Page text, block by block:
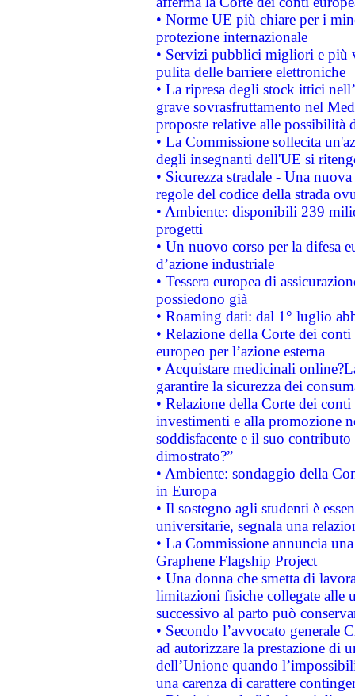
• Norme UE più chiare per i
protezione internazionale
• Servizi pubblici migliori e più
pulita delle barriere elettroniche
• La ripresa degli stock ittici
grave sovrasfruttamento nel
proposte relative alle possibilità
• La Commissione sollecita
degli insegnanti dell'UE si
• Sicurezza stradale - Una
regole del codice della strada
• Ambiente: disponibili 239
progetti
• Un nuovo corso per la difesa
d’azione industriale
• Tessera europea di
possiedono già
• Roaming dati: dal 1° luglio
• Relazione della Corte dei
europeo per l’azione esterna
• Acquistare medicinali
garantire la sicurezza dei
• Relazione della Corte dei
investimenti e alla promozione
soddisfacente e il suo
dimostrato?”
• Ambiente: sondaggio della
in Europa
• Il sostegno agli studenti è
universitarie, segnala una
• La Commissione annuncia
Graphene Flagship Project
• Una donna che smetta di
limitazioni fisiche collegate alle
successivo al parto può
• Secondo l’avvocato
ad autorizzare la prestazione di
dell’Unione quando
una carenza di carattere